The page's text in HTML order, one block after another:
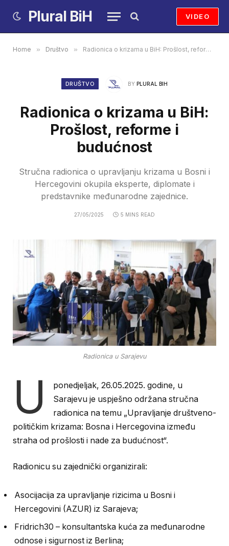
Plural BiH VIDEO
Home » Društvo » Radionica o krizama u BiH: Prošlost, reforme i budućnost
DRUŠTVO BY PLURAL BIH
Radionica o krizama u BiH:
Prošlost, reforme i
budućnost
Stručna radionica o upravljanju krizama u Bosni i
Hercegovini okupila eksperte, diplomate i
predstavnike međunarodne zajednice.
27/05/2025 5 MINS READ
Radionica u Sarajevu
U
ponedjeljak, 26.05.2025. godine, u
Sarajevu je uspješno održana stručna
radionica na temu „Upravljanje društveno-
političkim krizama: Bosna i Hercegovina između
straha od prošlosti i nade za budućnost“.
Radionicu su zajednički organizirali:
Asocijacija za upravljanje rizicima u Bosni i
Hercegovini (AZUR) iz Sarajeva;
Fridrich30 – konsultantska kuća za međunarodne
odnose i sigurnost iz Berlina;